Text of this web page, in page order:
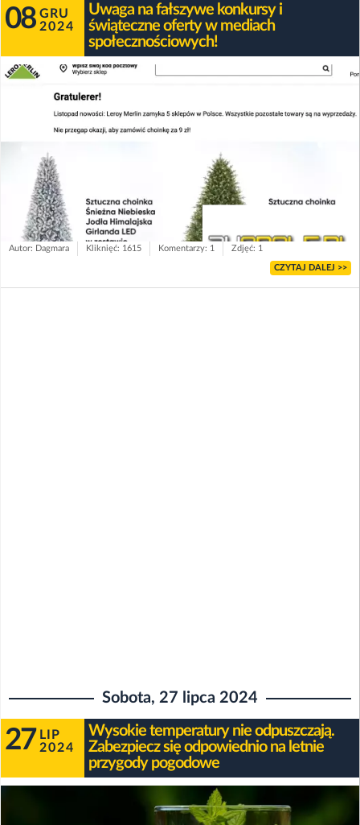
08 GRU
2024
Uwaga na fałszywe konkursy i
świąteczne oferty w mediach
społecznościowych!
Autor: Dagmara Kliknięć: 1615 Komentarzy: 1 Zdjęć: 1
CZYTAJ DALEJ >>
Sobota, 27 lipca 2024
27 LIP
2024
Wysokie temperatury nie odpuszczają.
Zabezpiecz się odpowiednio na letnie
przygody pogodowe